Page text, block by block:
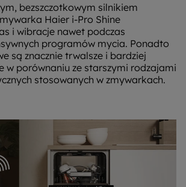
bezszczotkowym silnikiem
Haier i-Pro Shine
i wibracje nawet podczas
programów mycia. Ponadto
są znacznie trwalsze i bardziej
w porównaniu ze starszymi rodzajami
stosowanych w zmywarkach.